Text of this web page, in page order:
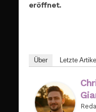
eröffnet.
Über Letzte